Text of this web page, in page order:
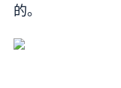
的。